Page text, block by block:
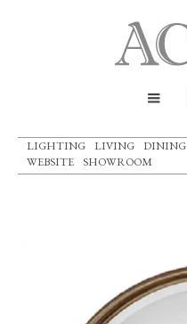
LIGHTING LIVING DINING
WEBSITE
SHOWROOM